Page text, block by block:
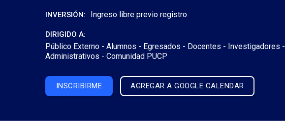
INVERSIÓN: Ingreso libre previo registro
DIRIGIDO A:
Público Externo - Alumnos - Egresados - Docentes - Investigadores -
Administrativos - Comunidad PUCP
INSCRIBIRME AGREGAR A GOOGLE CALENDAR